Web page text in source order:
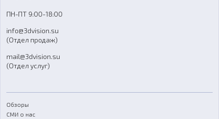
FAQ
ПН-ПТ 9:00-18:00
info@3dvision.su
(Отдел продаж)
mail@3dvision.su
(Отдел услуг)
Обзоры
СМИ о нас